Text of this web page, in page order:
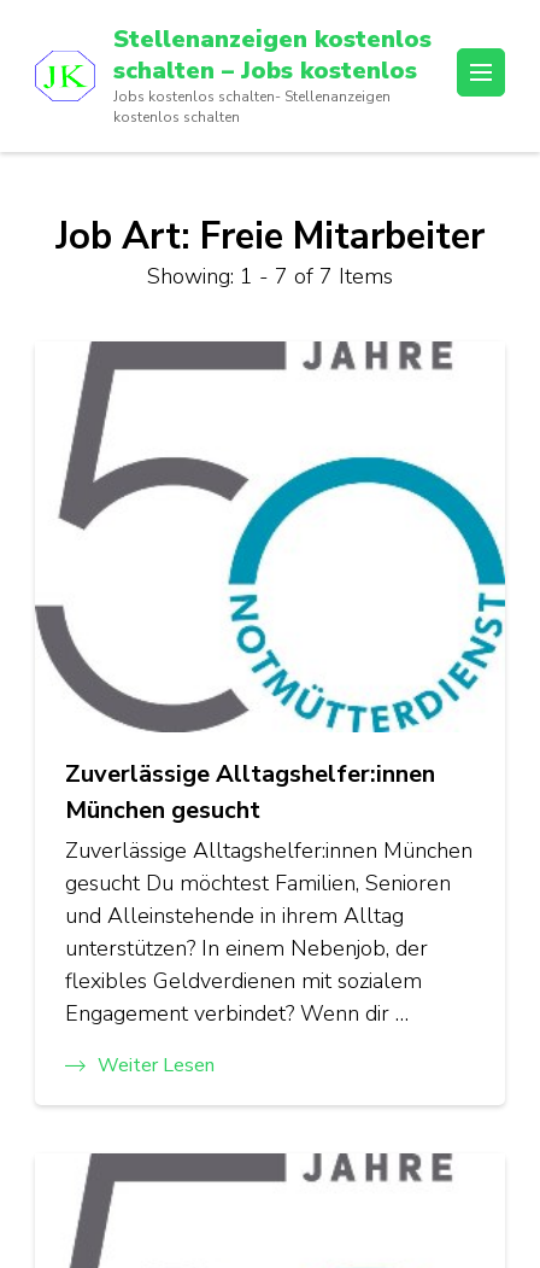
content
Enter)
Stellenanzeigen kostenlos
schalten – Jobs kostenlos
Jobs kostenlos schalten- Stellenanzeigen
kostenlos schalten
Job Art: Freie Mitarbeiter
Showing: 1 - 7 of 7 Items
Zuverlässige Alltagshelfer:innen
München gesucht
Zuverlässige Alltagshelfer:innen München
gesucht Du möchtest Familien, Senioren
und Alleinstehende in ihrem Alltag
unterstützen? In einem Nebenjob, der
flexibles Geldverdienen mit sozialem
Engagement verbindet? Wenn dir …
Weiter Lesen